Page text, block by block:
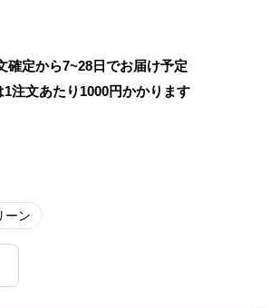
確定から7~28日でお届け予定
1注文あたり 1000円かかります
ーン